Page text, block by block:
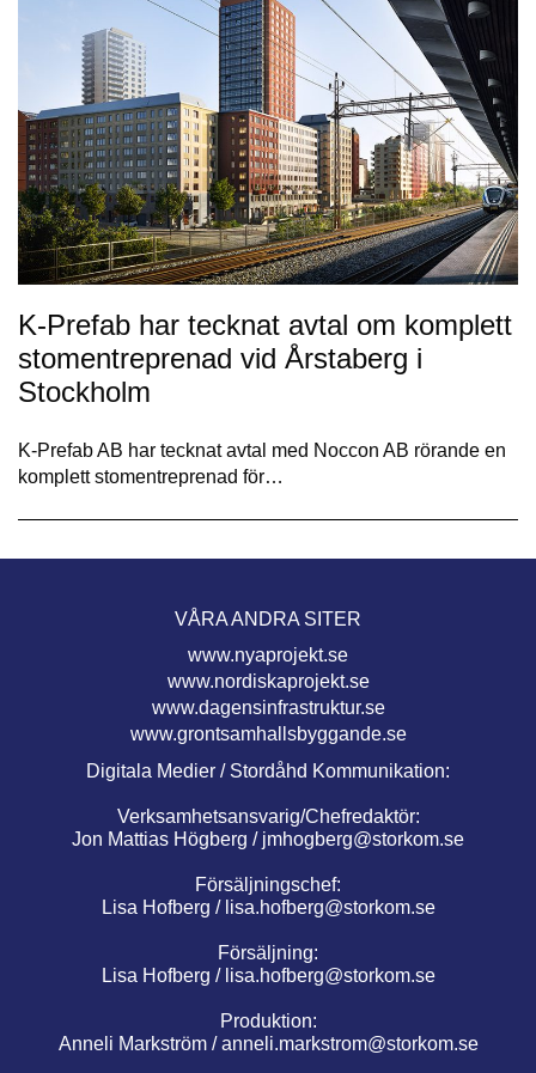
K-Prefab har tecknat avtal om komplett
stomentreprenad vid Årstaberg i
Stockholm
K-Prefab AB har tecknat avtal med Noccon AB rörande en
komplett stomentreprenad för…
VÅRA ANDRA SITER
www.nyaprojekt.se
www.nordiskaprojekt.se
www.dagensinfrastruktur.se
www.grontsamhallsbyggande.se
Digitala Medier / Stordåhd Kommunikation:
Verksamhetsansvarig/Chefredaktör:
Jon Mattias Högberg / jmhogberg@storkom.se
Försäljningschef:
Lisa Hofberg / lisa.hofberg@storkom.se
Försäljning:
Lisa Hofberg / lisa.hofberg@storkom.se
Produktion:
Anneli Markström /anneli.markstrom@storkom.se